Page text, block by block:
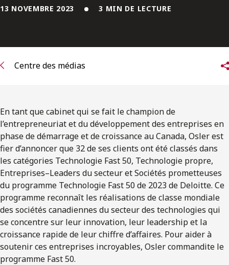
Contactez-nous
S’abonner aux articles Osler
13 NOVEMBRE 2023 3 MIN DE LECTURE
Centre des médias
En tant que cabinet qui se fait le champion de
l’entrepreneuriat et du développement des entreprises en
phase de démarrage et de croissance au Canada, Osler est
fier d’annoncer que 32 de ses clients ont été classés dans
les catégories Technologie Fast 50, Technologie propre,
Entreprises–Leaders du secteur et Sociétés prometteuses
du programme Technologie Fast 50 de 2023 de Deloitte. Ce
programme reconnaît les réalisations de classe mondiale
des sociétés canadiennes du secteur des technologies qui
se concentre sur leur innovation, leur leadership et la
croissance rapide de leur chiffre d’affaires. Pour aider à
soutenir ces entreprises incroyables, Osler commandite le
programme Fast 50.